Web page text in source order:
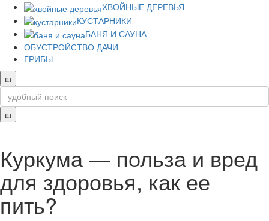
ХВОЙНЫЕ ДЕРЕВЬЯ
КУСТАРНИКИ
БАНЯ И САУНА
ОБУСТРОЙСТВО ДАЧИ
ГРИБЫ
Куркума — польза и вред
для здоровья, как ее
пить?